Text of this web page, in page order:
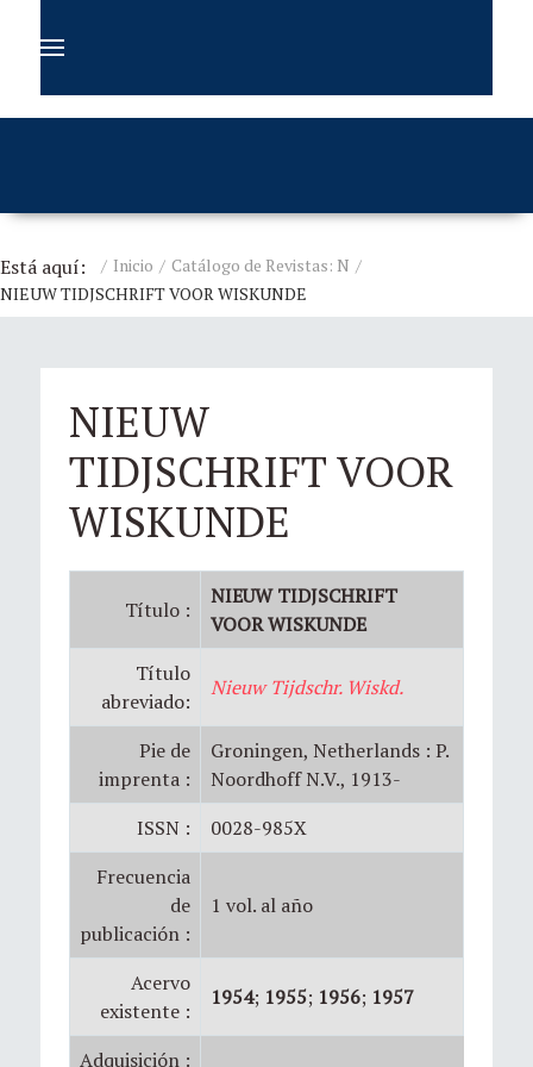
Está aquí: Inicio
Catálogo de Revistas: N
NIEUW TIDJSCHRIFT VOOR WISKUNDE
NIEUW
TIDJSCHRIFT VOOR
WISKUNDE
Título :
NIEUW TIDJSCHRIFT
VOOR WISKUNDE
Título
abreviado:
Nieuw Tijdschr. Wiskd.
Pie de
imprenta :
Groningen, Netherlands : P.
Noordhoff N.V., 1913-
ISSN :
0028-985X
Frecuencia
de
publicación :
1 vol. al año
Acervo
existente :
1954; 1955; 1956; 1957
Adquisición :